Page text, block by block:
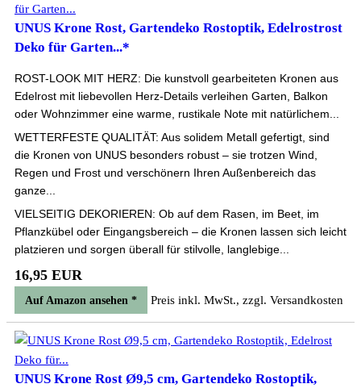
UNUS Krone Rost, Gartendeko Rostoptik, Edelrostrost
Deko für Garten...*
ROST-LOOK MIT HERZ: Die kunstvoll gearbeiteten Kronen aus
Edelrost mit liebevollen Herz-Details verleihen Garten, Balkon
oder Wohnzimmer eine warme, rustikale Note mit natürlichem...
WETTERFESTE QUALITÄT: Aus solidem Metall gefertigt, sind
die Kronen von UNUS besonders robust – sie trotzen Wind,
Regen und Frost und verschönern Ihren Außenbereich das
ganze...
VIELSEITIG DEKORIEREN: Ob auf dem Rasen, im Beet, im
Pflanzkübel oder Eingangsbereich – die Kronen lassen sich leicht
platzieren und sorgen überall für stilvolle, langlebige...
16,95 EUR
Auf Amazon ansehen * Preis inkl. MwSt., zzgl. Versandkosten
UNUS Krone Rost Ø9,5 cm, Gartendeko Rostoptik,